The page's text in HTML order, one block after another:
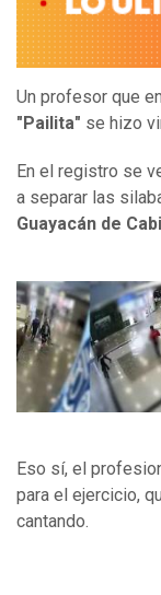
Un profesor que
"Pailita" se hizo
En el registro se
a separar las
Guayacán de
Eso sí, el
para el ejercicio,
cantando.